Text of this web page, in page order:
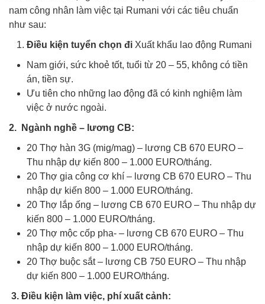
nam công nhân làm việc tại Rumani với các tiêu chuẩn
như sau:
Điều kiện tuyển chọn đi Xuất khẩu lao động Rumani
Nam giới, sức khoẻ tốt, tuổi từ 20 – 55, không có tiền
án, tiền sự.
Ưu tiên cho những lao động đã có kinh nghiệm làm
việc ở nước ngoài.
2. Ngành nghề – lương CB:
20 Thợ hàn 3G (mig/mag) – lương CB 670 EURO –
Thu nhập dự kiến 800 – 1.000 EURO/tháng.
20 Thợ gia công cơ khí – lương CB 670 EURO – Thu
nhập dự kiến 800 – 1.000 EURO/tháng.
20 Thợ lắp ống – lương CB 670 EURO – Thu nhập dự
kiến 800 – 1.000 EURO/tháng.
20 Thợ mộc cốp pha- – lương CB 670 EURO – Thu
nhập dự kiến 800 – 1.000 EURO/tháng.
20 Thợ buộc sắt – lương CB 750 EURO – Thu nhập
dự kiến 800 – 1.000 EURO/tháng.
3. Điều kiện làm việc, phí xuất cảnh: